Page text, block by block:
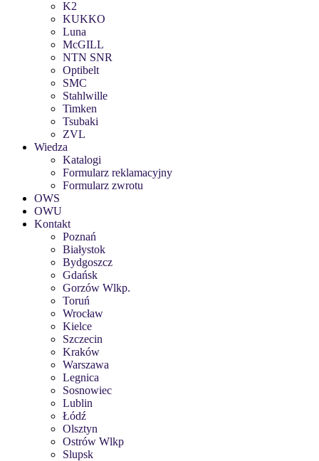
K2
KUKKO
Luna
McGILL
NTN SNR
Optibelt
SMC
Stahlwille
Timken
Tsubaki
ZVL
Wiedza
Katalogi
Formularz reklamacyjny
Formularz zwrotu
OWS
OWU
Kontakt
Poznań
Białystok
Bydgoszcz
Gdańsk
Gorzów Wlkp.
Toruń
Wrocław
Kielce
Szczecin
Kraków
Warszawa
Legnica
Sosnowiec
Lublin
Łódź
Olsztyn
Ostrów Wlkp
Slupsk